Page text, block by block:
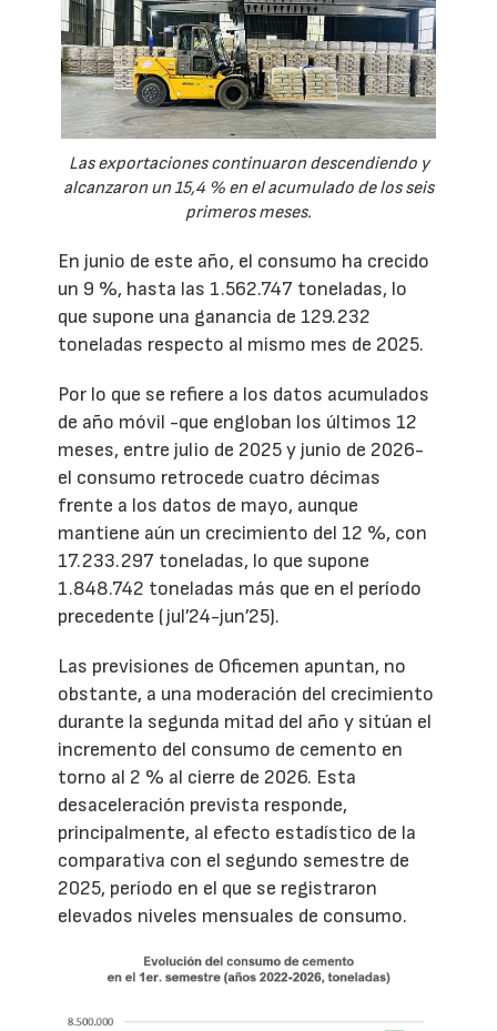
Las exportaciones continuaron descendiendo y
alcanzaron un 15,4 % en el acumulado de los seis
primeros meses.
En junio de este año, el consumo ha crecido
un 9 %, hasta las 1.562.747 toneladas, lo
que supone una ganancia de 129.232
toneladas respecto al mismo mes de 2025.
Por lo que se refiere a los datos acumulados
de año móvil -que engloban los últimos 12
meses, entre julio de 2025 y junio de 2026-
el consumo retrocede cuatro décimas
frente a los datos de mayo, aunque
mantiene aún un crecimiento del 12 %, con
17.233.297 toneladas, lo que supone
1.848.742 toneladas más que en el período
precedente (jul’24-jun’25).
Las previsiones de Oficemen apuntan, no
obstante, a una moderación del crecimiento
durante la segunda mitad del año y sitúan el
incremento del consumo de cemento en
torno al 2 % al cierre de 2026. Esta
desaceleración prevista responde,
principalmente, al efecto estadístico de la
comparativa con el segundo semestre de
2025, período en el que se registraron
elevados niveles mensuales de consumo.